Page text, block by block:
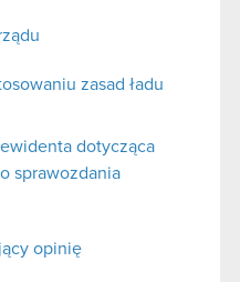
zasad ładu
dotycząca
sprawozdania
opinię